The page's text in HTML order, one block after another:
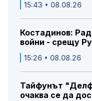
15:43 • 08.08.26
Костадинов:
войни - срещу
15:26 • 08.08.26
Тайфунът
очаква се да